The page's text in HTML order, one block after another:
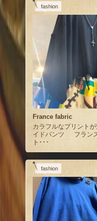
fashion
France fabric
カラフルなプリント
イドパンツ フラン
ト･･･
fashion